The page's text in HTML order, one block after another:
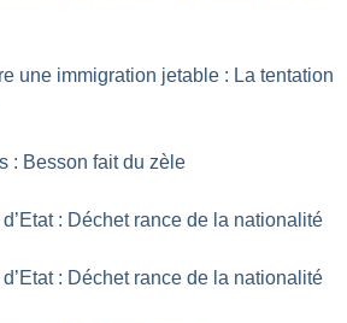
une immigration jetable : La tentation
: Besson fait du zèle
: Déchet rance de la nationalité
: Déchet rance de la nationalité